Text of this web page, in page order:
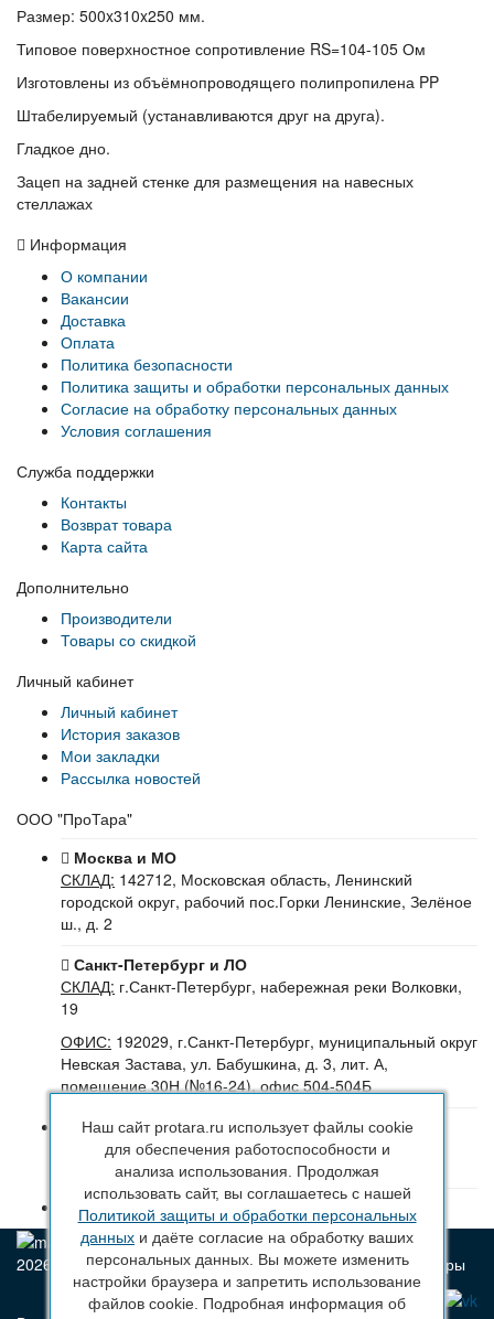
Размер: 500x310x250 мм.
Типовое поверхностное сопротивление RS=104-105 Ом
Изготовлены из объёмнопроводящего полипропилена PP
Штабелируемый (устанавливаются друг на друга).
Гладкое дно.
Зацеп на задней стенке для размещения на навесных
стеллажах
Информация
О компании
Вакансии
Доставка
Оплата
Политика безопасности
Политика защиты и обработки персональных данных
Согласие на обработку персональных данных
Условия соглашения
Служба поддержки
Контакты
Возврат товара
Карта сайта
Дополнительно
Производители
Товары со скидкой
Личный кабинет
Личный кабинет
История заказов
Мои закладки
Рассылка новостей
ООО "ПроТара"
Москва и МО
СКЛАД: 142712, Московская область, Ленинский
городской округ, рабочий пос.Горки Ленинские, Зелёное
ш., д. 2
Санкт-Петербург и ЛО
СКЛАД: г.Санкт-Петербург, набережная реки Волковки,
19
ОФИС: 192029, г.Санкт-Петербург, муниципальный округ
Невская Застава, ул. Бабушкина, д. 3, лит. А,
помещение 30Н (№16-24), офис 504-504Б
8 (800) 222 44 29(Бесплатный звонок по РФ)
+7 (963) 314 20 33(Санкт-Петербург и ЛО)
+7 (963) 314 20 33(Москва и МО)
sales@protara.ru
2026 © ПроТара - Производство и продажа пластиковой тары
Наш сайт protara.ru использует файлы cookie
для обеспечения работоспособности и
анализа использования. Продолжая
использовать сайт, вы соглашаетесь с нашей
Политикой защиты и обработки персональных
данных и даёте согласие на обработку ваших
персональных данных. Вы можете изменить
настройки браузера и запретить использование
файлов cookie. Подробная информация об